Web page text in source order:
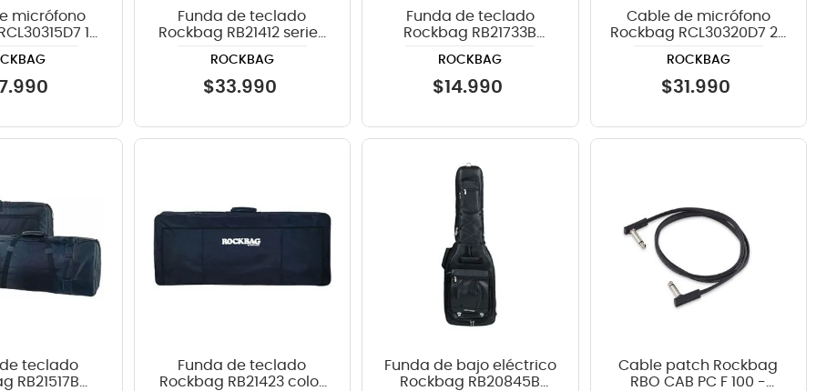
micrófono
15
.990
Funda de teclado
Rockbag RB21412 series
negro
ROCKBAG
$33.990
Funda de teclado
Rockbag RB21733B
ROCKBAG
$14.990
Cable de micrófono
Rockbag RCL30320D7 20
ROCKBAG
$31 .990
teclado
RB21517B
Funda de teclado
Rockbag RB21423 color
Funda de bajo eléctrico
Rockbag RB20845B
Cable patch Rockbag
RBO CAB PC F 100 -